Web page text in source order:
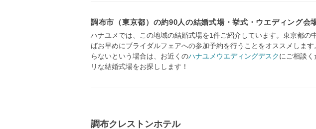
調布市（東京都）の約90人の結婚式場・挙式・ウエディング会
ハナユメでは、この地域の結婚式場を1件ご紹介しています。東京都
ばお早めにブライダルフェアへの参加予約を行うことをオススメしま
らないという場合は、お近くのハナユメウエディングデスクにご相談
リな結婚式場をお探しします！
調布クレストンホテル